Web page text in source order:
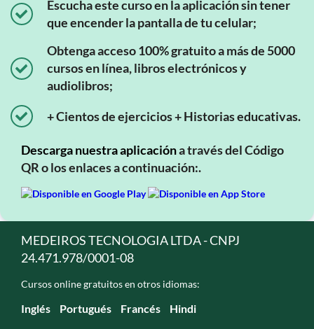
Escucha este curso en la aplicación sin tener
que encender la pantalla de tu celular;
Obtenga acceso 100% gratuito a más de 5000
cursos en línea, libros electrónicos y
audiolibros;
+ Cientos de ejercicios + Historias educativas.
Descarga nuestra aplicacióna través del Código
QR o los enlaces a continuación:.
MEDEIROS TECNOLOGIA LTDA - CNPJ
24.471.978/0001-08
Cursos online gratuitos en otros idiomas:
Inglés Portugués Francés Hindi